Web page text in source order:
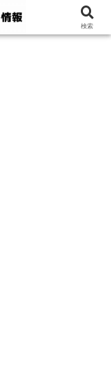
検索